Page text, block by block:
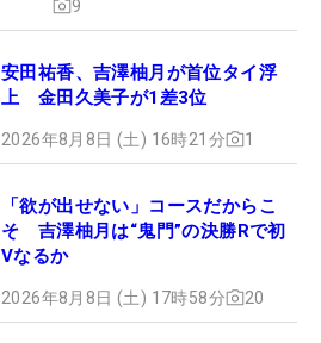
9
安田祐香、吉澤柚月が首位タイ浮
上 金田久美子が1差3位
2026年8月8日 (土) 16時21分 1
「欲が出せない」コースだからこ
そ 吉澤柚月は“鬼門”の決勝Rで初
Vなるか
2026年8月8日 (土) 17時58分 20